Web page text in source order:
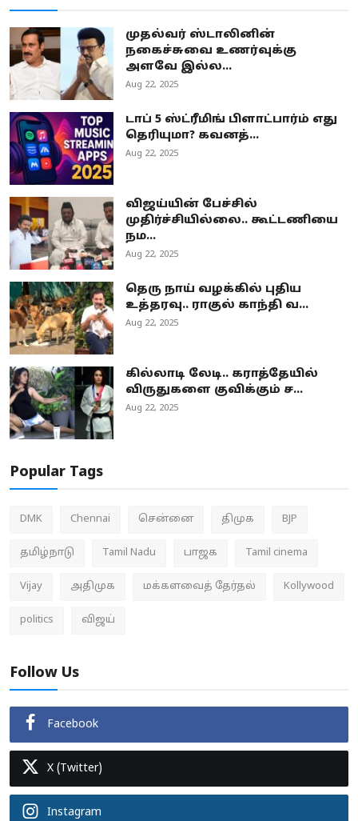
முதல்வர் ஸ்டாலினின்
நகைச்சுவை உணர்வுக்கு
அளவே இல்ல...
Aug 22, 2025
டாப் 5 ஸ்ட்ரீமிங் பிளாட்பார்ம் எது
தெரியுமா? கவனத்...
Aug 22, 2025
விஜய்யின் பேச்சில்
முதிர்ச்சியில்லை.. கூட்டணியை
நம...
Aug 22, 2025
தெரு நாய் வழக்கில் புதிய
உத்தரவு.. ராகுல் காந்தி வ...
Aug 22, 2025
கில்லாடி லேடி.. கராத்தேயில்
விருதுகளை குவிக்கும் ச...
Aug 22, 2025
Popular Tags
DMK Chennai சென்னை திமுக BJP
தமிழ்நாடு Tamil Nadu பாஜக Tamil cinema
Vijay அதிமுக மக்களவைத் தேர்தல் Kollywood
politics விஜய்
Follow Us
Facebook
X (Twitter)
Instagram